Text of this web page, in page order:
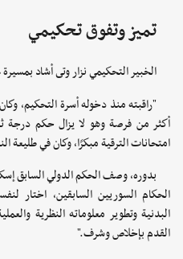
تميز وتفوق تحكيمي
الخبير التحكيمي نزار وتى أشاد بمسيرة
"راقبته منذ دخوله أسرة التحكيم،
أكثر من فرصة وهو لا يزال حكم درجة
امتحانات الترقية مبكرًا، وكان في طليعة
بدوره، وصف الحكم الدولي السابق
الحكام السوريين السابقين، اختار
البدنية وتطوير معلوماته النظرية
القدم بإخلاص وشرف."